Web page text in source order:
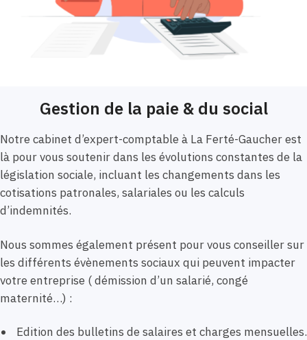
Gestion de la paie & du social
Notre cabinet d’expert-comptable à La Ferté-Gaucher est
là pour vous soutenir dans les évolutions constantes de la
législation sociale, incluant les changements dans les
cotisations patronales, salariales ou les calculs
d’indemnités.
Nous sommes également présent pour vous conseiller sur
les différents évènements sociaux qui peuvent impacter
votre entreprise ( démission d’un salarié, congé
maternité…) :
Edition des bulletins de salaires et charges mensuelles.